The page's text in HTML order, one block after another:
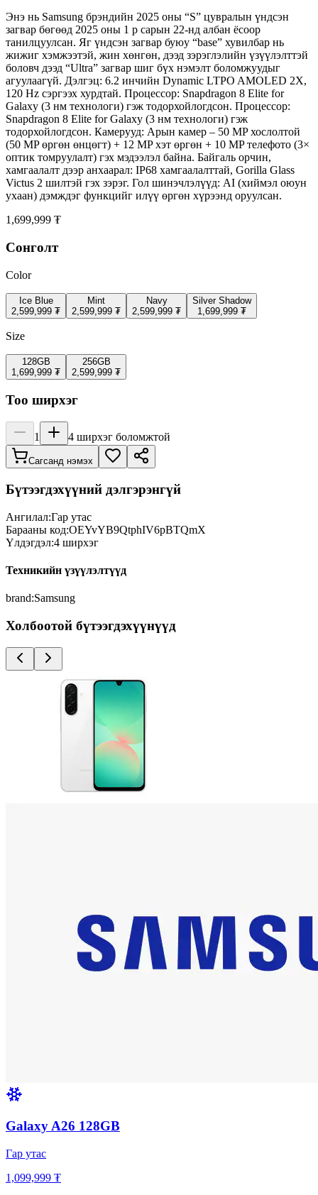
Энэ нь Samsung брэндийн 2025 оны “S” цувралын үндсэн
загвар бөгөөд 2025 оны 1 р сарын 22-нд албан ёсоор
танилцуулсан. Яг үндсэн загвар буюу “base” хувилбар нь
жижиг хэмжээтэй, жин хөнгөн, дээд зэрэглэлийн үзүүлэлттэй
боловч дээд “Ultra” загвар шиг бүх нэмэлт боломжуудыг
агуулаагүй. Дэлгэц: 6.2 инчийн Dynamic LTPO AMOLED 2X,
120 Hz сэргээх хурдтай. Процессор: Snapdragon 8 Elite for
Galaxy (3 нм технологи) гэж тодорхойлогдсон. Процессор:
Snapdragon 8 Elite for Galaxy (3 нм технологи) гэж
тодорхойлогдсон. Камерууд: Арын камер – 50 MP хослолтой
(50 MP өргөн өнцөгт) + 12 MP хэт өргөн + 10 MP телефото (3×
оптик томруулалт) гэх мэдээлэл байна. Байгаль орчин,
хамгаалалт дээр анхаарал: IP68 хамгаалалттай, Gorilla Glass
Victus 2 шилтэй гэх зэрэг. Гол шинэчлэлүүд: AI (хиймэл оюун
ухаан) дэмждэг функцийг илүү өргөн хүрээнд оруулсан.
1,699,999 ₮
Сонголт
Color
Ice Blue
2,599,999 ₮
Mint
2,599,999 ₮
Navy
2,599,999 ₮
Silver Shadow
1,699,999 ₮
Size
128GB
1,699,999 ₮
256GB
2,599,999 ₮
Тоо ширхэг
1 4 ширхэг боломжтой
Сагсанд нэмэх
Бүтээгдэхүүний дэлгэрэнгүй
Ангилал:Гар утас
Барааны код:OEYvYB9QtphIV6pBTQmX
Үлдэгдэл:4 ширхэг
Техникийн үзүүлэлтүүд
brand:Samsung
Холбоотой бүтээгдэхүүнүүд
Galaxy A26 128GB
Гар утас
1,099,999 ₮